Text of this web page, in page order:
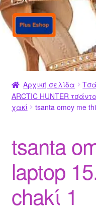
Απευθείας
μετάβαση
στην
πλοήγηση
Μετάβαση
σε
περιεχόμενο
Αρχική σελίδα
ARCTIC HUNTER
χακί
tsanta omoy me
tsanta
laptop
chakί 1